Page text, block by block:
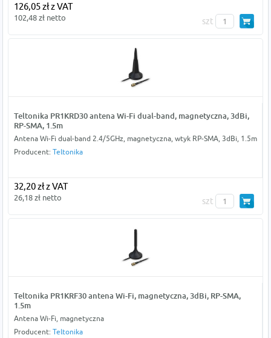
126,05 zł z VAT
102,48 zł netto szt
Teltonika PR1KRD30 antena Wi-Fi dual-band, magnetyczna, 3dBi,
RP-SMA, 1.5m
Antena Wi-Fi dual-band 2.4/5GHz, magnetyczna, wtyk RP-SMA, 3dBi, 1.5m
Producent: Teltonika
32,20 zł z VAT
26,18 zł netto szt
Teltonika PR1KRF30 antena Wi-Fi, magnetyczna, 3dBi, RP-SMA,
1.5m
Antena Wi-Fi, magnetyczna
Producent: Teltonika